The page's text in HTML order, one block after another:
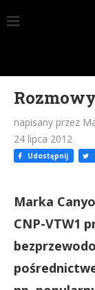
napisany przez
24 lipca 2012
Udostępnij
Marka
CNP-VTW1